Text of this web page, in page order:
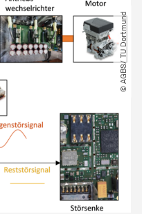
© AGBS​/​ TU Dortmund